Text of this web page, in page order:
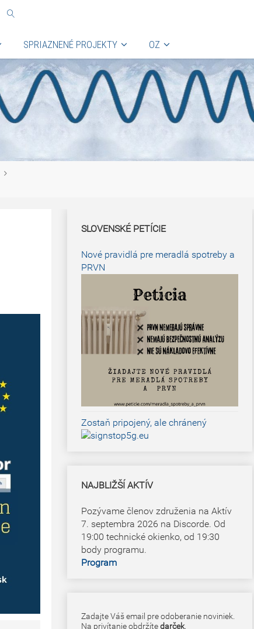
SPRIAZNENÉ PROJEKTY OZ
SLOVENSKÉ PETÍCIE
Nové pravidlá pre meradlá spotreby a
PRVN
Zostaň pripojený, ale chránený
NAJBLIŽŠÍ AKTÍV
Pozývame členov združenia na Aktív
7. septembra 2026 na Discorde. Od
19:00 technické okienko, od 19:30
body programu.
Program
Zadajte Váš email pre odoberanie noviniek.
Na privítanie obdržítedarček,